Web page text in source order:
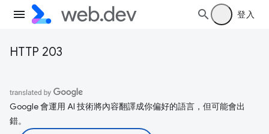
登入
HTTP 203
Google 會運用 AI 技術將內容翻譯成你偏好的語言，但可能會出
錯。